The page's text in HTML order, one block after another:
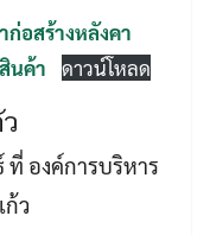
ก่อสร้างหลังคา
นค้า
ดาวน์โหลด
องค์การบริหาร
ว